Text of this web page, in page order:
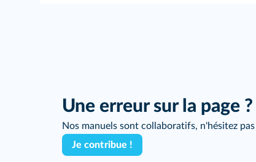
Une erreur sur la page
Nos manuels sont collaboratifs, n'hésitez
Je contribue !